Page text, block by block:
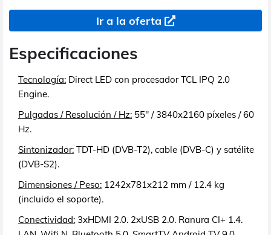
Ir a la oferta
Especificaciones
Tecnología: Direct LED con procesador TCL IPQ 2.0
Engine.
Pulgadas / Resolución / Hz: 55" / 3840x2160 píxeles / 60
Hz.
Sintonizador: TDT-HD (DVB-T2), cable (DVB-C) y satélite
(DVB-S2).
Dimensiones / Peso: 1242x781x212 mm / 12.4 kg
(incluido el soporte).
Conectividad: 3xHDMI 2.0. 2xUSB 2.0. Ranura CI+ 1.4.